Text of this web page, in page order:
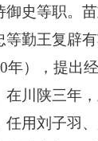
御史等职。
等勤王复辟
年），提出
川陕三年
任用刘子羽